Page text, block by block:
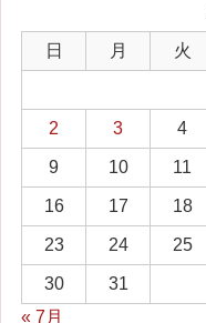
日 月 火
2 3 4
9 10 11
16 17 18
23 24 25
30
31
« 7月